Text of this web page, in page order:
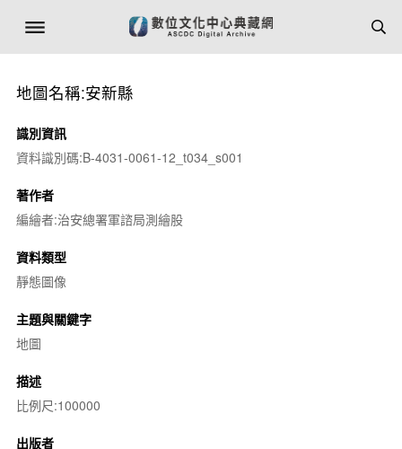
地圖名稱:安新縣
識別資訊
資料識別碼:B-4031-0061-12_t034_s001
著作者
編繪者:治安總署軍諮局測繪股
資料類型
靜態圖像
主題與關鍵字
地圖
描述
比例尺:100000
出版者